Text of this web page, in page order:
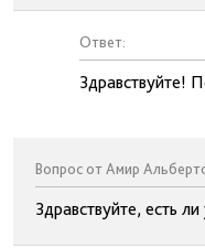
Ответ:
Здравствуйте!
Вопрос от Амир
Здравствуйте, есть